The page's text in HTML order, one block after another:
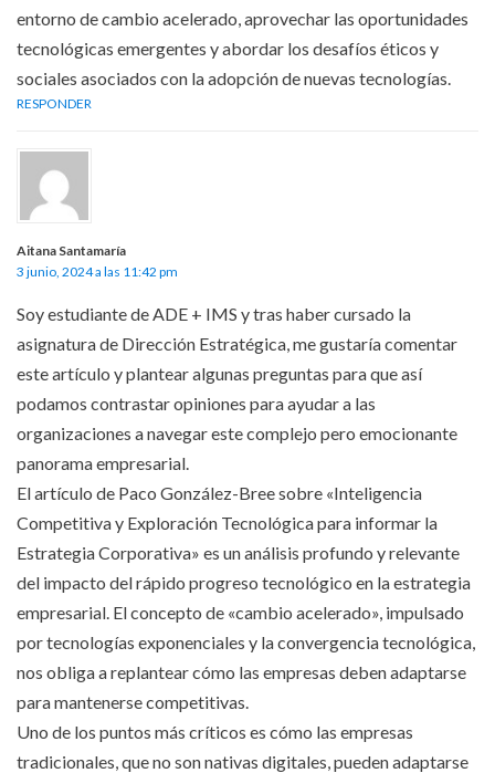
entorno de cambio acelerado, aprovechar las oportunidades
tecnológicas emergentes y abordar los desafíos éticos y
sociales asociados con la adopción de nuevas tecnologías.
RESPONDER
Aitana Santamaría
3 junio, 2024 a las 11:42 pm
Soy estudiante de ADE + IMS y tras haber cursado la
asignatura de Dirección Estratégica, me gustaría comentar
este artículo y plantear algunas preguntas para que así
podamos contrastar opiniones para ayudar a las
organizaciones a navegar este complejo pero emocionante
panorama empresarial.
El artículo de Paco González-Bree sobre «Inteligencia
Competitiva y Exploración Tecnológica para informar la
Estrategia Corporativa» es un análisis profundo y relevante
del impacto del rápido progreso tecnológico en la estrategia
empresarial. El concepto de «cambio acelerado», impulsado
por tecnologías exponenciales y la convergencia tecnológica,
nos obliga a replantear cómo las empresas deben adaptarse
para mantenerse competitivas.
Uno de los puntos más críticos es cómo las empresas
tradicionales, que no son nativas digitales, pueden adaptarse